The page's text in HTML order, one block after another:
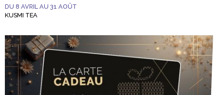
DU 8 AVRIL AU 31 AOÛT
KUSMI TEA